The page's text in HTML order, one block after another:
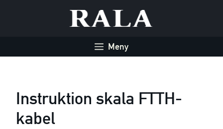
Meny
Instruktion skala FTTH-
kabel